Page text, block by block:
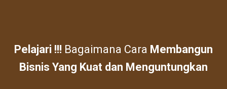
Pelajari !!! Bagaimana Cara Membangun
Bisnis Yang Kuat dan Menguntungkan